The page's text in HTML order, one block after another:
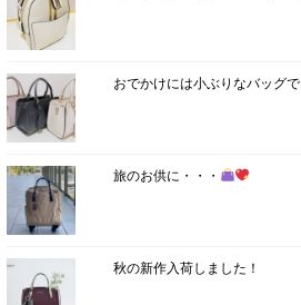
おでかけには小ぶりなバッグで
旅のお供に・・・
秋の新作入荷しました！